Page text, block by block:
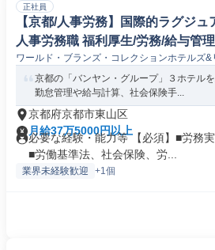
正社員
【京都/人事労務】国際的ラグジ
人事労務職 福利厚生/労務/給与管
ワールド・ブランズ・コレクションホテルズ&
京都の「バンヤン・グループ」３ホテル
勤怠管理や給与計算、社会保険手...
京都府京都市東山区
月給37万5000円以上
必要な経験・能力等 【必須】■労務
■労働基準法、社会保険、労...
業界未経験歓迎 +1個